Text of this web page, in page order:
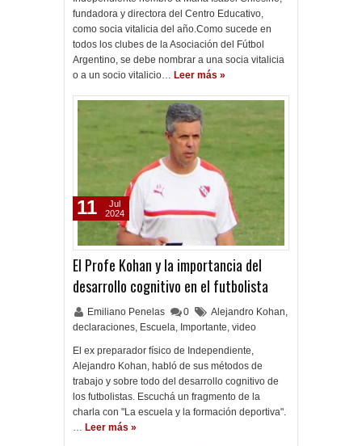
fundadora y directora del Centro Educativo,
como socia vitalicia del año.Como sucede en
todos los clubes de la Asociación del Fútbol
Argentino, se debe nombrar a una socia vitalicia
o a un socio vitalicio… Leer más »
El Profe Kohan y la importancia del
desarrollo cognitivo en el futbolista
Emiliano Penelas 0 Alejandro Kohan,
declaraciones, Escuela, Importante, video
El ex preparador físico de Independiente,
Alejandro Kohan, habló de sus métodos de
trabajo y sobre todo del desarrollo cognitivo de
los futbolistas. Escuchá un fragmento de la
charla con "La escuela y la formación deportiva".
… Leer más »
11
Jul
2024